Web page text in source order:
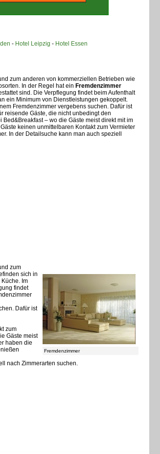
- Hotel Leipzig - Hotel Essen
zum anderen von kommerziellen Betrieben wie
In der Regel hat ein Fremdenzimmer
sind. Die Verpflegung findet beim Aufenthalt
ein Minimum von Dienstleistungen gekoppelt.
Fremdenzimmer vergebens suchen. Dafür ist
reisende Gäste, die nicht unbedingt den
– wo die Gäste meist direkt mit im
keinen unmittelbaren Kontakt zum Vermieter
In der Detailsuche kann man auch speziell
Fremdenzimmer
zum
sich in
Im
findet
Dafür ist
zum
Gäste meist
haben die
nach Zimmerarten suchen.